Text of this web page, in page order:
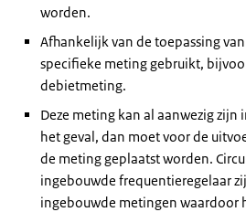
worden.
Afhankelijk van de toepassing
specifieke meting gebruikt,
debietmeting.
Deze meting kan al aanwezig zijn
het geval, dan moet voor de
de meting geplaatst worden.
ingebouwde frequentieregelaar
ingebouwde metingen waardoor